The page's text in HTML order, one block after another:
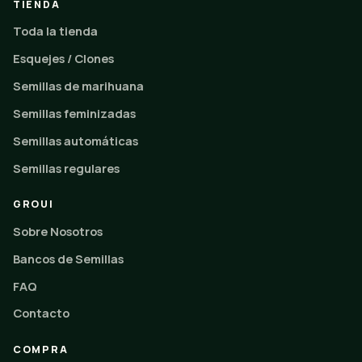
TIENDA
Toda la tienda
Esquejes / Clones
Semillas de marihuana
Semillas feminizadas
Semillas automáticas
Semillas regulares
GROUI
Sobre Nosotros
Bancos de Semillas
FAQ
Contacto
COMPRA